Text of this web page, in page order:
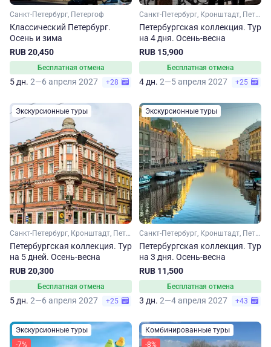
Санкт-Петербург, Петергоф
Классический Петербург.
Осень и зима
RUB 20,450
Бесплатная отмена
5 дн. 2—6 апреля 2027 +28
Санкт-Петербург, Кронштадт, Петергоф
Петербургская коллекция. Тур
на 4 дня. Осень-весна
RUB 15,900
Бесплатная отмена
4 дн. 2—5 апреля 2027 +25
Экскурсионные туры
Санкт-Петербург, Кронштадт, Петергоф
Петербургская коллекция. Тур
на 5 дней. Осень-весна
RUB 20,300
Бесплатная отмена
5 дн. 2—6 апреля 2027 +25
Экскурсионные туры
Санкт-Петербург, Кронштадт, Петергоф
Петербургская коллекция. Тур
на 3 дня. Осень-весна
RUB 11,500
Бесплатная отмена
3 дн. 2—4 апреля 2027 +43
Экскурсионные туры
-7%
Комбинированные туры
-8%